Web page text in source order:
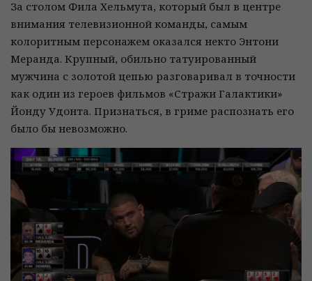
За столом Фила Хельмута, который был в центре
внимания телевизионной команды, самым
колоритным персонажем оказался некто Энтони
Меранда. Крупный, обильно татуированный
мужчина с золотой цепью разговаривал в точности
как один из героев фильмов «Стражи Галактики»
Йонду Удонта. Признаться, в гриме распознать его
было бы невозможно.